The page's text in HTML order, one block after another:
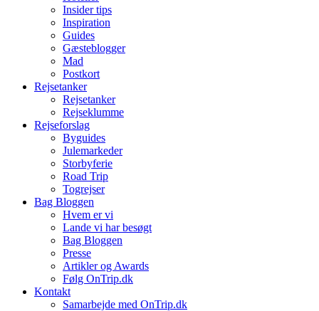
Insider tips
Inspiration
Guides
Gæsteblogger
Mad
Postkort
Rejsetanker
Rejsetanker
Rejseklumme
Rejseforslag
Byguides
Julemarkeder
Storbyferie
Road Trip
Togrejser
Bag Bloggen
Hvem er vi
Lande vi har besøgt
Bag Bloggen
Presse
Artikler og Awards
Følg OnTrip.dk
Kontakt
Samarbejde med OnTrip.dk